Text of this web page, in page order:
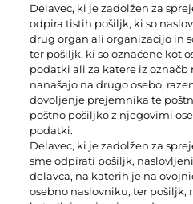
Delavec, ki je zadolžen za
odpira tistih pošiljk, ki so
drug organ ali organizacijo in
ter pošiljk, ki so označene kot
podatki ali za katere iz označb
nanašajo na drugo osebo,
dovoljenje prejemnika te
poštno pošiljko z njegovimi
podatki.
Delavec, ki je zadolžen za
sme odpirati pošiljk,
delavca, na katerih je na
osebno naslovniku, ter pošiljk,